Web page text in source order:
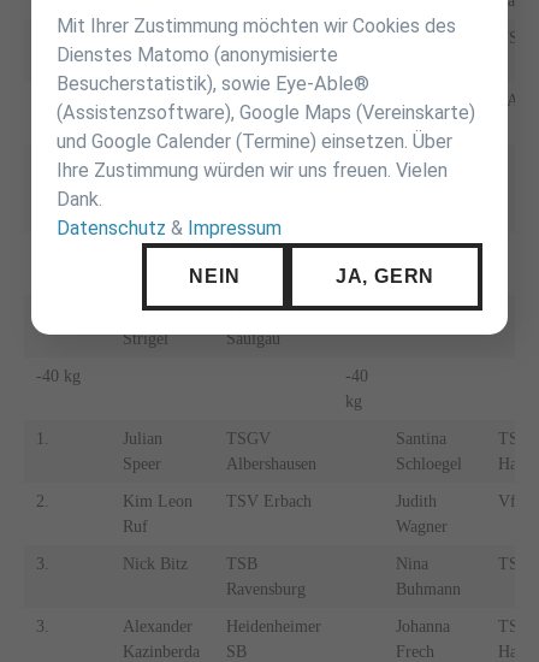
Johannes
Patzner
MTG
Wangen
Elena
TS
Burkardt
TSGV
Hattenhofen
Kaiser
FA
Max-
MTG
Dennis
TSV Bad
Saulgau
Markus
Strigel
TSV Bad
Saulgau
-40 kg
-40
kg
1.
Julian
Speer
TSGV
Albershausen
Santina
Schloegel
2.
Kim Leon
Ruf
TSV Erbach
Judith
Wagner
VfL
3. Nick Bitz
TSB
Ravensburg
Nina
Buhmann
TSV
3.
Alexander
Kazinberda
Heidenheimer
SB
Johanna
Frech
Mit Ihrer Zustimmung möchten wir Cookies des
Dienstes Matomo (anonymisierte
Besucherstatistik), sowie Eye-Able®
(Assistenzsoftware), Google Maps (Vereinskarte)
und Google Calender (Termine) einsetzen. Über
Ihre Zustimmung würden wir uns freuen. Vielen
Dank.
Datenschutz & Impressum
NEIN JA, GERN